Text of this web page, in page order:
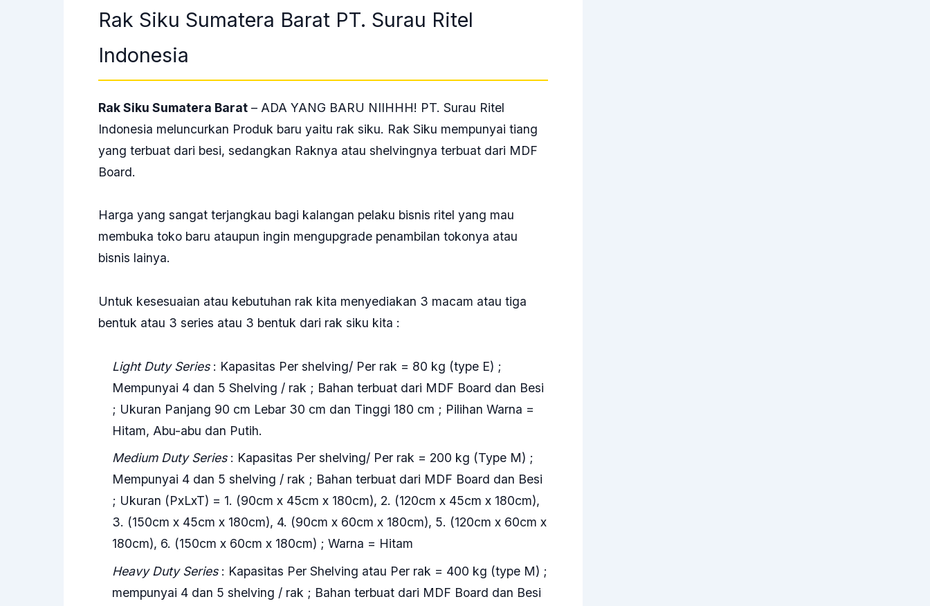
Rak Siku Sumatera Barat PT. Surau Ritel
Indonesia
Rak Siku Sumatera Barat – ADA YANG BARU NIIHHH! PT. Surau Ritel
Indonesia meluncurkan Produk baru yaitu rak siku. Rak Siku mempunyai tiang
yang terbuat dari besi, sedangkan Raknya atau shelvingnya terbuat dari MDF
Board.
Harga yang sangat terjangkau bagi kalangan pelaku bisnis ritel yang mau
membuka toko baru ataupun ingin mengupgrade penambilan tokonya atau
bisnis lainya.
Untuk kesesuaian atau kebutuhan rak kita menyediakan 3 macam atau tiga
bentuk atau 3 series atau 3 bentuk dari rak siku kita :
Light Duty Series: Kapasitas Per shelving/ Per rak = 80 kg (type E) ;
Mempunyai 4 dan 5 Shelving / rak ; Bahan terbuat dari MDF Board dan Besi
; Ukuran Panjang 90 cm Lebar 30 cm dan Tinggi 180 cm ; Pilihan Warna =
Hitam, Abu-abu dan Putih.
Medium Duty Series: Kapasitas Per shelving/ Per rak = 200 kg (Type M) ;
Mempunyai 4 dan 5 shelving / rak ; Bahan terbuat dari MDF Board dan Besi
; Ukuran (PxLxT) = 1. (90cm x 45cm x 180cm), 2. (120cm x 45cm x 180cm),
3. (150cm x 45cm x 180cm), 4. (90cm x 60cm x 180cm), 5. (120cm x 60cm x
180cm), 6. (150cm x 60cm x 180cm) ; Warna = Hitam
Heavy Duty Series: Kapasitas Per Shelving atau Per rak = 400 kg (type M) ;
mempunyai 4 dan 5 shelving / rak ; Bahan terbuat dari MDF Board dan Besi